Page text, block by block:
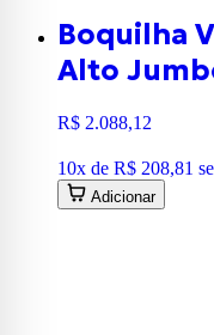
Boquilha
Alto
R$ 2.088,12
10x de R$ 208,81
Adicionar